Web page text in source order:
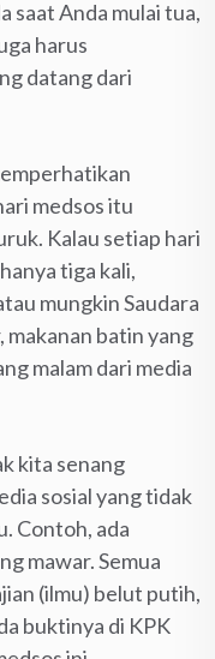
saat Anda mulai tua,
harus
datang dari
medsos itu
Kalau setiap hari
tiga kali,
mungkin Saudara
makanan batin yang
malam dari media
kita senang
sosial yang tidak
Contoh, ada
mawar. Semua
(ilmu) belut putih,
buktinya di KPK